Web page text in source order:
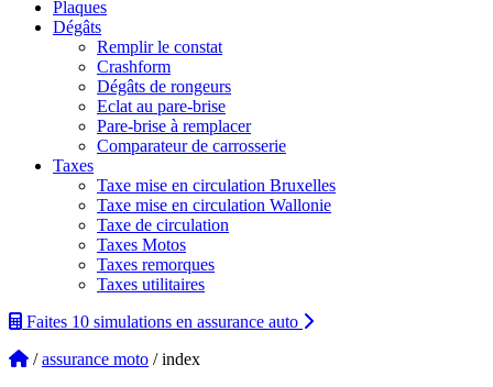
Plaques
Dégâts
Remplir le constat
Crashform
Dégâts de rongeurs
Eclat au pare-brise
Pare-brise à remplacer
Comparateur de carrosserie
Taxes
Taxe mise en circulation Bruxelles
Taxe mise en circulation Wallonie
Taxe de circulation
Taxes Motos
Taxes remorques
Taxes utilitaires
Faites 10 simulations en assurance auto
/assurance moto / index